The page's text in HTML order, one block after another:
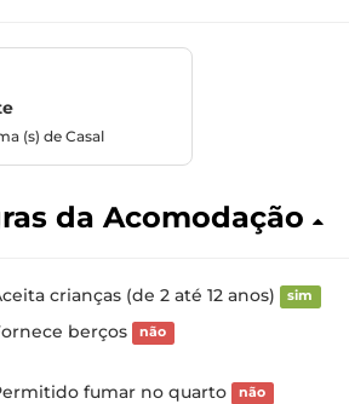
(s) de Casal
da Acomodação
crianças (de 2 até 12 anos) sim
berços não
fumar no quarto não